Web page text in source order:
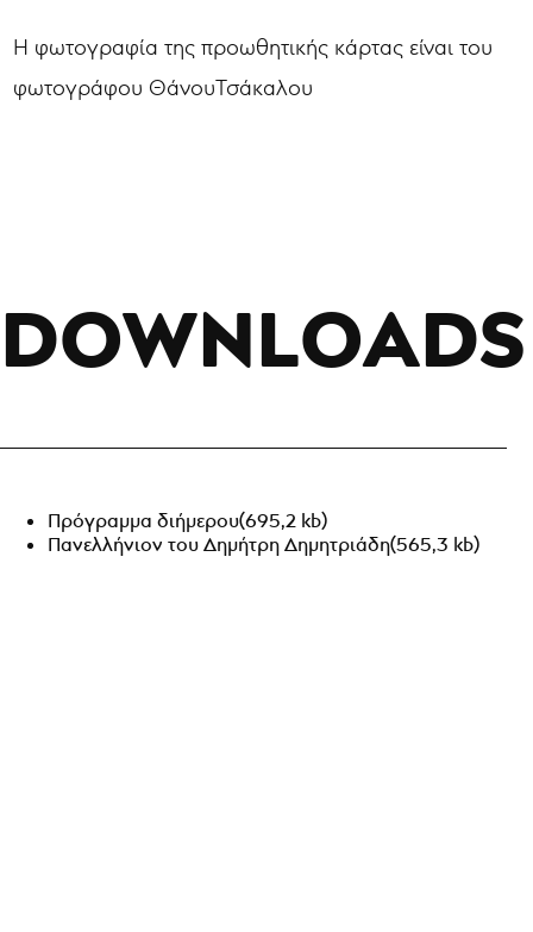
Η φωτογραφία της προωθητικής κάρτας είναι του
φωτογράφου ΘάνουΤσάκαλου
DOWNLOADS
Πρόγραμμα διήμερου(695,2 kb)
Πανελλήνιον του Δημήτρη Δημητριάδη(565,3 kb)